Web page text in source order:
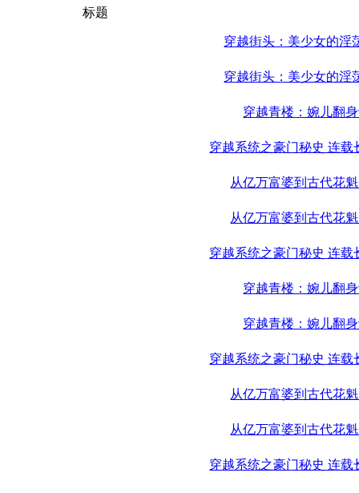
标题
穿越街头：美少女的淫
穿越街头：美少女的淫
穿越青楼：婉儿翻
穿越系统之豪门秘史 连载
从亿万富婆到古代花
从亿万富婆到古代花
穿越系统之豪门秘史 连载
穿越青楼：婉儿翻
穿越青楼：婉儿翻
穿越系统之豪门秘史 连载
从亿万富婆到古代花
从亿万富婆到古代花
穿越系统之豪门秘史 连载